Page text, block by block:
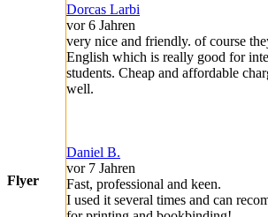
Dorcas Larbi
vor 6 Jahren
very nice and friendly. of course
English which is really good for
students. Cheap and affordable
well.
Daniel B.
vor 7 Jahren
Fast, professional and keen.
I used it several times and can
Flyer